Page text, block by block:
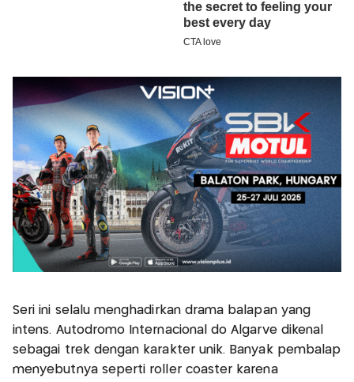
Seri ini selalu menghadirkan drama balapan yang
intens. Autódromo Internacional do Algarve dikenal
sebagai trek dengan karakter unik. Banyak pembalap
menyebutnya seperti roller coaster karena